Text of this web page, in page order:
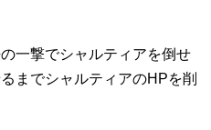
一撃でシャルティアを倒せ
までシャルティアのHPを削